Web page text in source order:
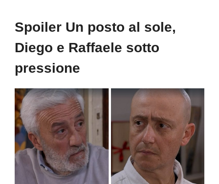
Spoiler Un posto al sole,
Diego e Raffaele sotto
pressione